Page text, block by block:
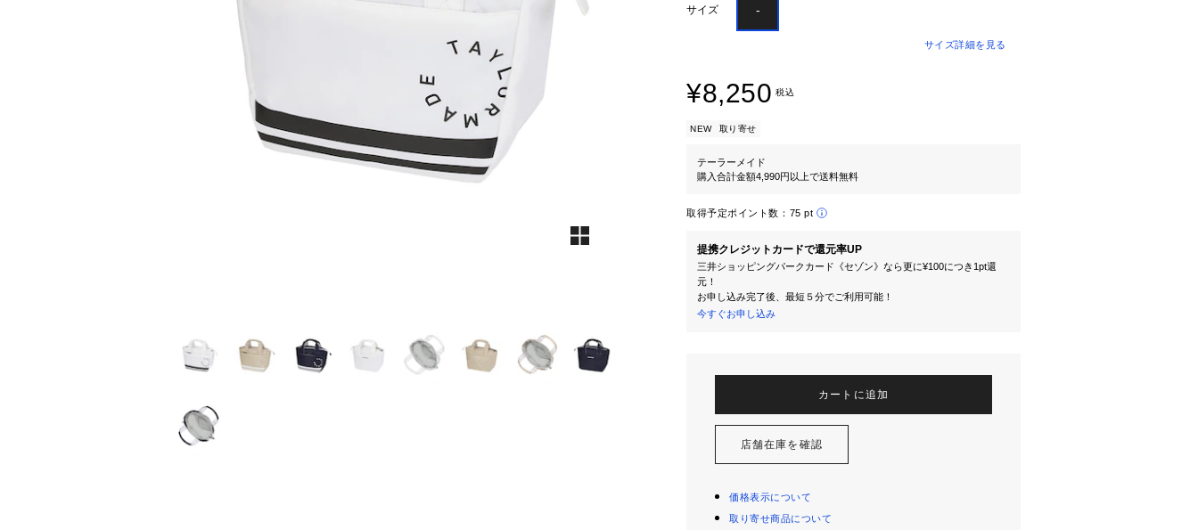
サイズ -
サイズ詳細を見る
¥8,250 税込
NEW 取り寄せ
テーラーメイド
購入合計金額4,990円以上で送料無料
取得予定ポイント数： 75 pt
提携クレジットカードで還元率UP
三井ショッピングパークカード《セゾン》なら更に¥100につき1pt還
元！
お申し込み完了後、最短５分でご利用可能！
今すぐお申し込み
カートに追加
店舗在庫を確認
価格表示について
取り寄せ商品について